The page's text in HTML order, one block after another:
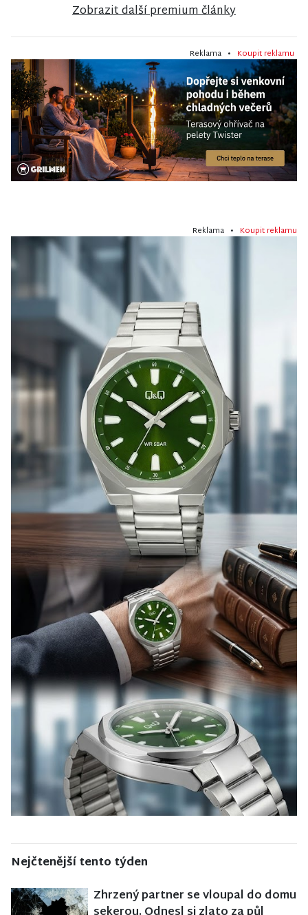
Zobrazit další premium články
Reklama • Koupit reklamu
Reklama • Koupit reklamu
Nejčtenější tento týden
Zhrzený partner se vloupal do domu